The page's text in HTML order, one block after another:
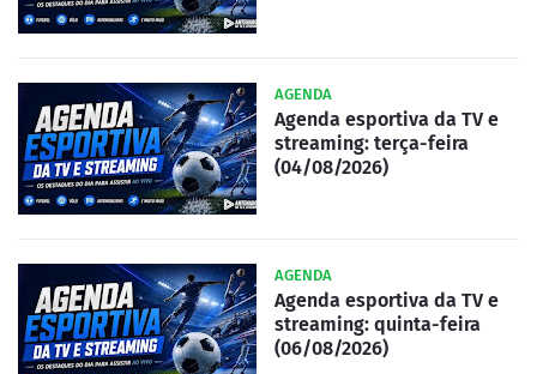
AGENDA
Agenda esportiva da TV e
streaming: terça-feira
(04/08/2026)
AGENDA
Agenda esportiva da TV e
streaming: quinta-feira
(06/08/2026)